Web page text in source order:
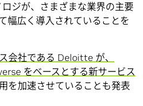
ジが、さまざまな業界の主要
幅広く導入されていることを
会社である Deloitte が、
をベースとする新サービス
を加速させていることも発表